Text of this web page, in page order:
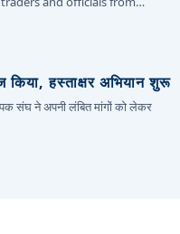
हस्ताक्षर अभियान शुरू
संघ ने अपनी लंबित मांगों को लेकर